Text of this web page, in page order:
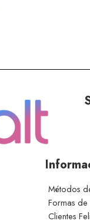
Métodos
Formas
Clientes